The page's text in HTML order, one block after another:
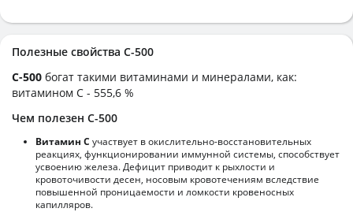
Полезные свойства C-500
C-500 богат такими витаминами и минералами, как:
витамином C - 555,6 %
Чем полезен C-500
Витамин С участвует в окислительно-восстановительных
реакциях, функционировании иммунной системы, способствует
усвоению железа. Дефицит приводит к рыхлости и
кровоточивости десен, носовым кровотечениям вследствие
повышенной проницаемости и ломкости кровеносных
капилляров.